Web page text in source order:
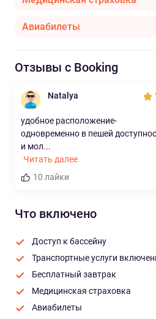
Авиабилеты
Отзывы с Booking
Natalya
удобное расположение-
одновременно в пешей
и мол...
Читать далее
10 лайки
Что включено
Доступ к бассейну
Транспортные услуги
Бесплатный завтрак
Медицинская страховка
Авиабилеты